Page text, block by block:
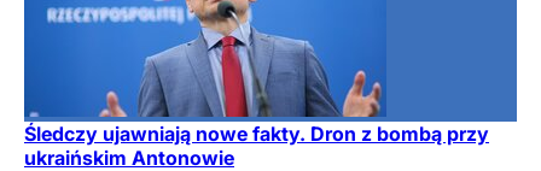
Śledczy ujawniają nowe fakty. Dron z bombą przy
ukraińskim Antonowie